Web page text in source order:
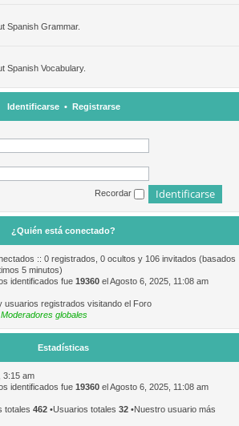
Spanish Grammar.
Spanish Vocabulary.
Identificarse• Registrarse
Recordar
¿Quién está conectado?
:: 0 registrados, 0 ocultos y 106 invitados (basados
5 minutos)
identificados fue 19360 el Agosto 6, 2025, 11:08 am
usuarios registrados visitando el Foro
Moderadores globales
Estadísticas
3:15 am
identificados fue 19360 el Agosto 6, 2025, 11:08 am
totales 462 •Usuarios totales 32 •Nuestro usuario más